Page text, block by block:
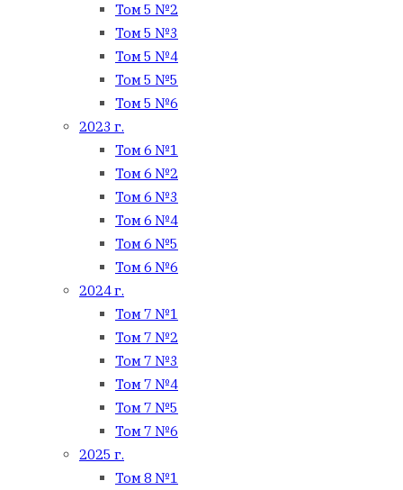
Том 5 №2
Том 5 №3
Том 5 №4
Том 5 №5
Том 5 №6
2023 г.
Том 6 №1
Том 6 №2
Том 6 №3
Том 6 №4
Том 6 №5
Том 6 №6
2024 г.
Том 7 №1
Том 7 №2
Том 7 №3
Том 7 №4
Том 7 №5
Том 7 №6
2025 г.
Том 8 №1